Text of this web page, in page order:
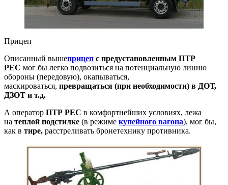
Прицеп
Описанный вышеприцеп с предустановленным ПТР
РЕС мог бы легко подвозиться на потенциальную линию
обороны (передовую), окапываться,
маскироваться, превращаться (при необходимости) в ДОТ,
ДЗОТ и т.д.
А оператор ПТР РЕС в комфортнейших условиях, лежа
на теплой подстилке (в режиме купейного вагона), мог бы,
как в тире, расстреливать бронетехнику противника.